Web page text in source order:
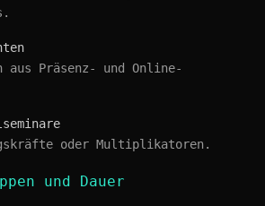
aus Präsenz- und Online-
oder Multiplikatoren.
und Dauer